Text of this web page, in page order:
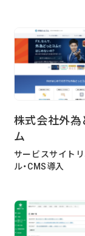
株式会社外為
ム
サービスサイト
ル・CMS導入